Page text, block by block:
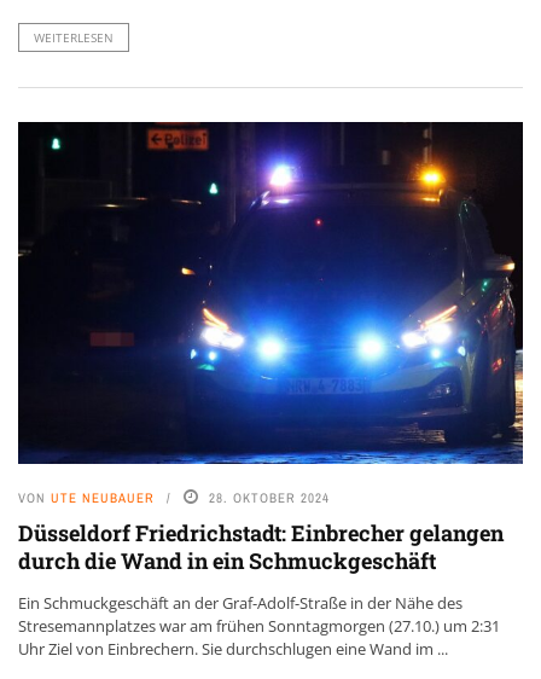
WEITERLESEN
VON UTE NEUBAUER 28. OKTOBER 2024
Düsseldorf Friedrichstadt: Einbrecher gelangen
durch die Wand in ein Schmuckgeschäft
Ein Schmuckgeschäft an der Graf-Adolf-Straße in der Nähe des
Stresemannplatzes war am frühen Sonntagmorgen (27.10.) um 2:31
Uhr Ziel von Einbrechern. Sie durchschlugen eine Wand im ...